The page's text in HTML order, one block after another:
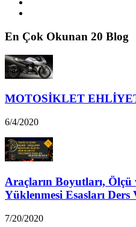
En Çok Okunan 20 Blog
MOTOSİKLET
6/4/2020
Araçların Boyutları, Ölçü
Yüklenmesi Esasları Ders
7/20/2020